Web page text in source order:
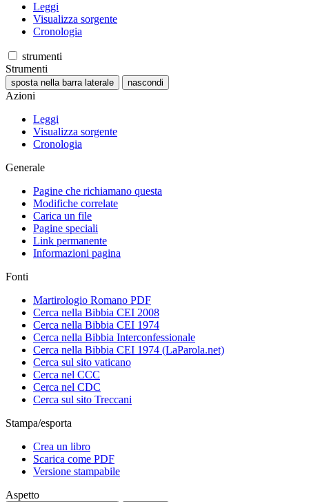
Leggi
Visualizza sorgente
Cronologia
strumenti
Strumenti
sposta nella barra laterale nascondi
Azioni
Leggi
Visualizza sorgente
Cronologia
Generale
Pagine che richiamano questa
Modifiche correlate
Carica un file
Pagine speciali
Link permanente
Informazioni pagina
Fonti
Martirologio Romano PDF
Cerca nella Bibbia CEI 2008
Cerca nella Bibbia CEI 1974
Cerca nella Bibbia Interconfessionale
Cerca nella Bibbia CEI 1974 (LaParola.net)
Cerca sul sito vaticano
Cerca nel CCC
Cerca nel CDC
Cerca sul sito Treccani
Stampa/esporta
Crea un libro
Scarica come PDF
Versione stampabile
Aspetto